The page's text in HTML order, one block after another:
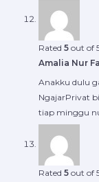
Rated 5 out of
Amalia Nur
Anakku dulu
NgajarPrivat
tiap minggu
Rated 5 out of